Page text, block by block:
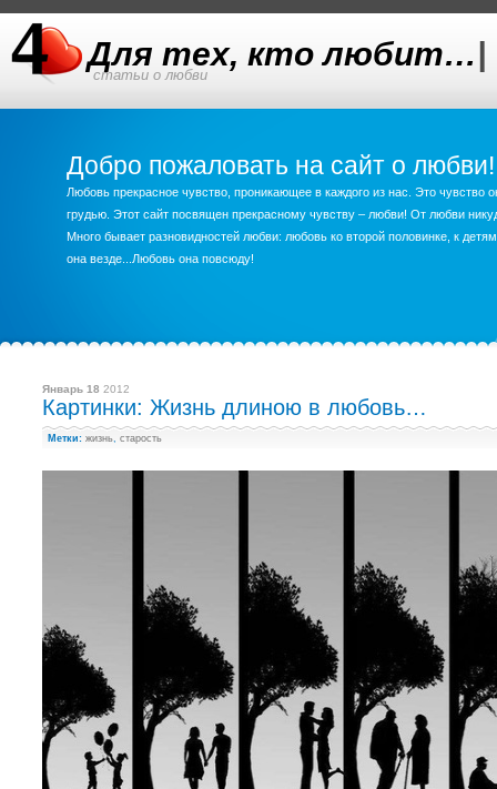
Для тех, кто любит…|
статьи о любви
Добро пожаловать на сайт о любви!
Любовь прекрасное чувство, проникающее в каждого из нас. Это чувство
грудью. Этот сайт посвящен прекрасному чувству – любви! От любви
Много бывает разновидностей любви: любовь ко второй половинке, к
она везде...Любовь она повсюду!
Январь 18 2012
Картинки: Жизнь длиною в любовь…
Метки: жизнь, старость